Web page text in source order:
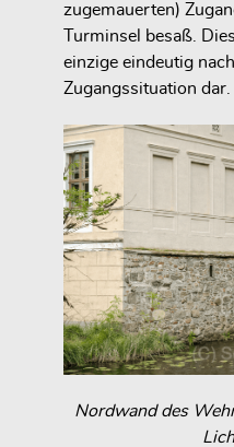
zugemauerten)
Turminsel besaß.
einzige eindeutig
Zugangssituation dar.
Nordwand des